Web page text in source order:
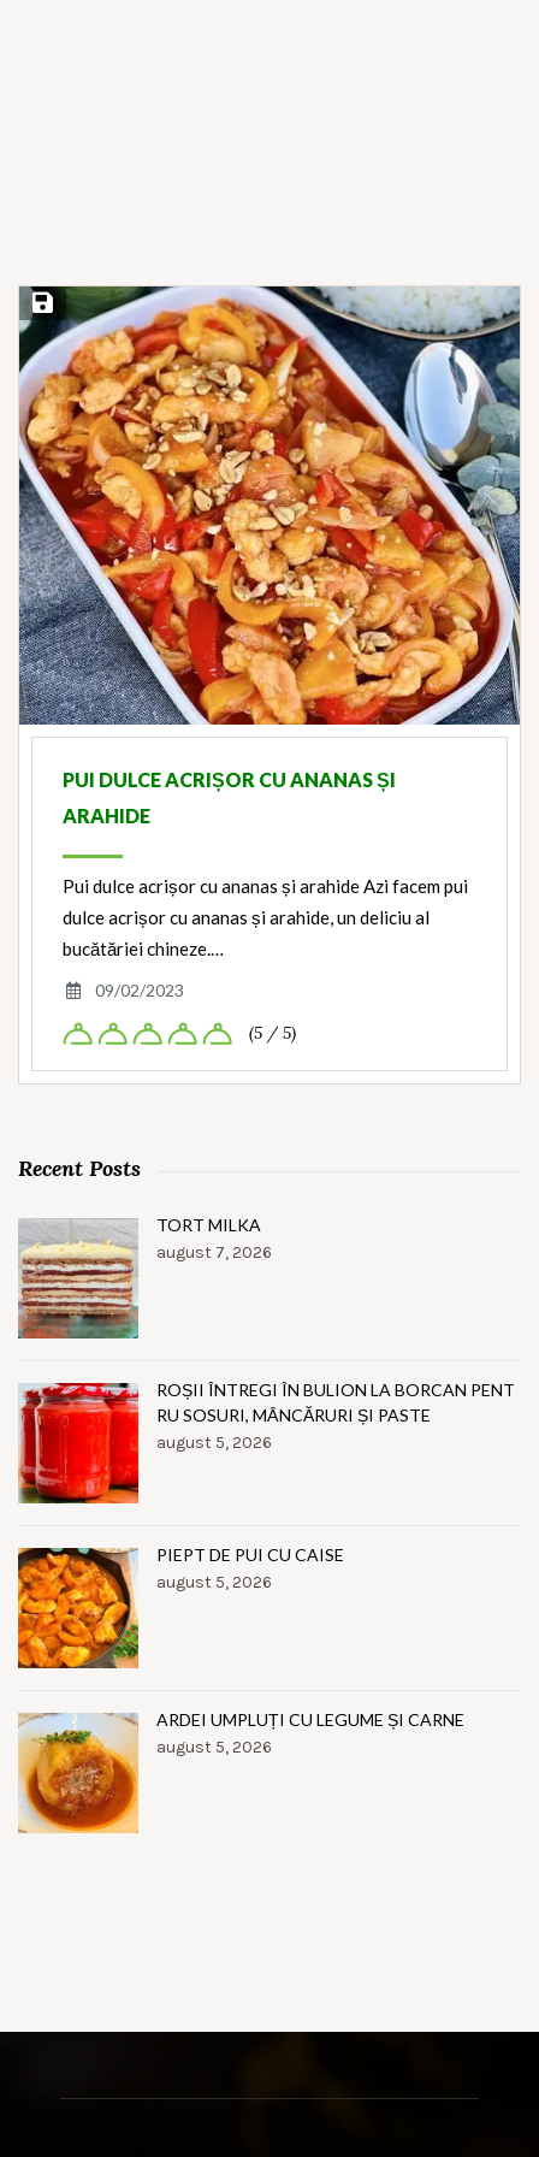
Save Recipe
PUI DULCE ACRIȘOR CU ANANAS ȘI
ARAHIDE
Pui dulce acrișor cu ananas și arahide Azi facem pui
dulce acrișor cu ananas și arahide, un deliciu al
bucătăriei chineze.…
09/02/2023
(5 / 5)
Recent Posts
TORT MILKA
august 7, 2026
ROȘII ÎNTREGI ÎN BULION LA BORCAN PENT
RU SOSURI, MÂNCĂRURI ȘI PASTE
august 5, 2026
PIEPT DE PUI CU CAISE
august 5, 2026
ARDEI UMPLUȚI CU LEGUME ȘI CARNE
august 5, 2026